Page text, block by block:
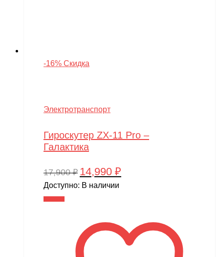
-16% Скидка
Электротранспорт
Гироскутер ZX-11 Pro –
Галактика
17,900₽ Первоначальная
цена
14,990 ₽
Доступно: В наличии